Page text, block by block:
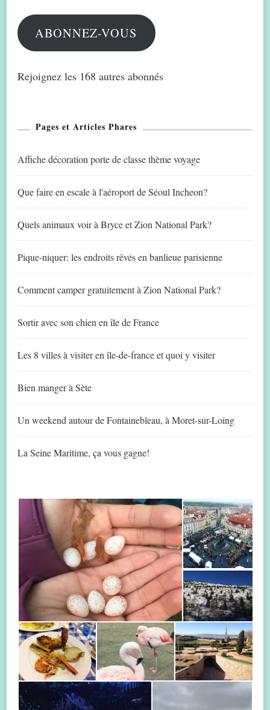
mail
ABONNEZ-VOUS
Rejoignez les 168 autres abonnés
Pages et Articles Phares
Affiche décoration porte de classe thème voyage
Que faire en escale à l'aéroport de Séoul Incheon?
Quels animaux voir à Bryce et Zion National Park?
Pique-niquer: les endroits rêvés en banlieue parisienne
Comment camper gratuitement à Zion National Park?
Sortir avec son chien en île de France
Les 8 villes à visiter en île-de-france et quoi y visiter
Bien manger à Sète
Un weekend autour de Fontainebleau, à Moret-sur-Loing
La Seine Maritime, ça vous gagne!